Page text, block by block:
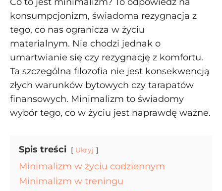
konsumpcjonizm, świadoma rezygnacja z
tego, co nas ogranicza w życiu
materialnym. Nie chodzi jednak o
umartwianie się czy rezygnację z komfortu.
Ta szczególna filozofia nie jest konsekwencją
złych warunków bytowych czy tarapatów
finansowych. Minimalizm to świadomy
wybór tego, co w życiu jest naprawdę ważne.
Spis treści Ukryj
Minimalizm w życiu codziennym
Minimalizm w treningu